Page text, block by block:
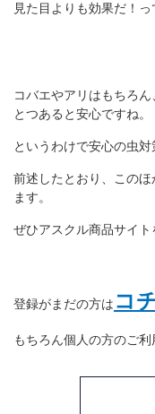
見た目よりも効果だ！
コバエやアリはもちろ
とつあると安心ですね。
というわけで安心の虫対
前述したとおり、この
ます。
ぜひアスクル商品サイ
登録がまだの方は コ
もちろん個人の方のご